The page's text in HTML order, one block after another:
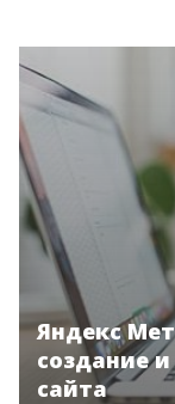
Яндекс
создание
сайта